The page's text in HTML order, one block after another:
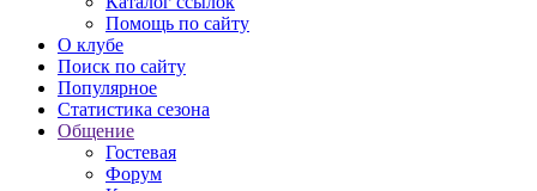
Помощь по сайту
О клубе
Поиск по сайту
Популярное
Статистика сезона
Общение
Гостевая
Форум